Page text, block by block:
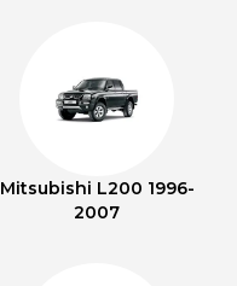
Mitsubishi L200 1996-
2007